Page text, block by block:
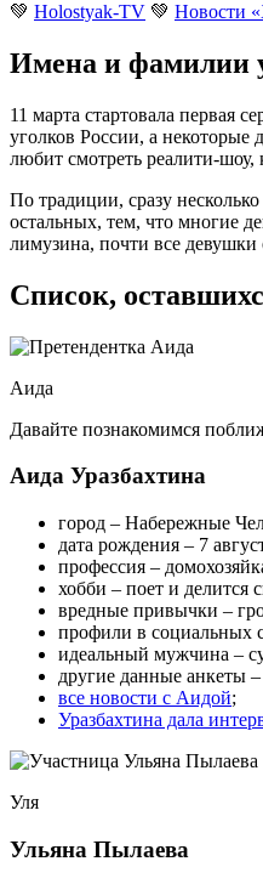
💚 Holostyak-TV 💚 Новости
Имена и фамилии
11 марта стартовала первая
уголков России, а
любит смотреть реалити-
По традиции, сразу
остальных, тем, что многие
лимузина, почти все девушки
Список,
Аида
Давайте познакомимся
Аида Уразбахтина
город – Набережные
дата рождения – 7
профессия –
хобби – поет и делится
вредные привычки –
профили в социальных
идеальный мужчина –
другие данные анкеты
все новости с Аидой;
Уразбахтина дала
Уля
Ульяна Пылаева